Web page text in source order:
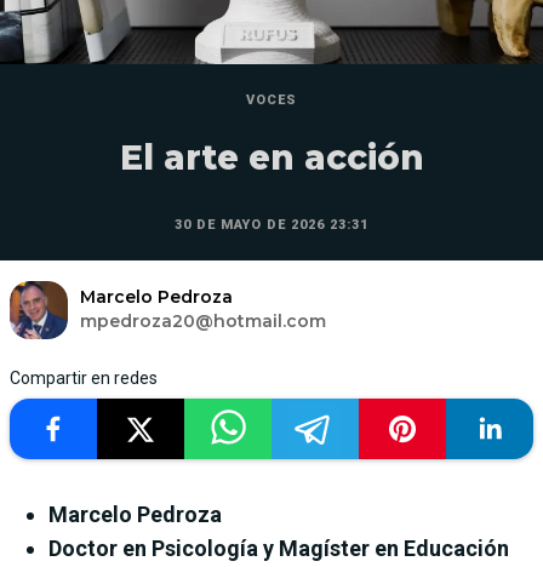
VOCES
El arte en acción
30 DE MAYO DE 2026 23:31
Marcelo Pedroza
mpedroza20@hotmail.com
Compartir en redes
Marcelo Pedroza
Doctor en Psicología y Magíster en Educación